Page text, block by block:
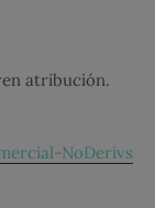
atribución.
NoDerivs